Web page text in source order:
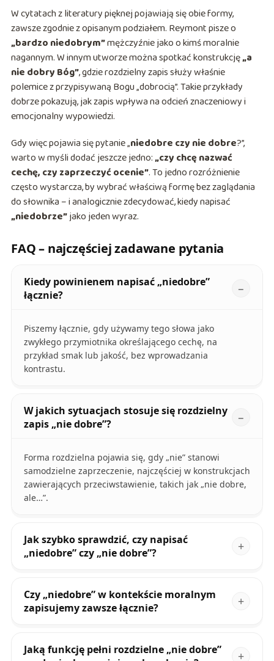
W cytatach z literatury pięknej pojawiają się obie formy,
zawsze zgodnie z opisanym podziałem. Reymont pisze o
„bardzo niedobrym”mężczyźnie jako o kimś moralnie
nagannym. W innym utworze można spotkać konstrukcję„a
nie dobry Bóg”, gdzie rozdzielny zapis służy właśnie
polemice z przypisywaną Bogu „dobrocią”. Takie przykłady
dobrze pokazują, jak zapis wpływa na odcień znaczeniowy i
emocjonalny wypowiedzi.
Gdy więc pojawia się pytanie „niedobre czy nie dobre?”,
warto w myśli dodać jeszcze jedno:„czy chcę nazwać
cechę, czy zaprzeczyć ocenie”. To jedno rozróżnienie
często wystarcza, by wybrać właściwą formę bez zaglądania
do słownika – i analogicznie zdecydować, kiedy napisać
„niedobrze”jako jeden wyraz.
FAQ – najczęściej zadawane pytania
Kiedy powinienem napisać „niedobre”
łącznie?
Piszemy łącznie, gdy używamy tego słowa jako
zwykłego przymiotnika określającego cechę, na
przykład smak lub jakość, bez wprowadzania
kontrastu.
W jakich sytuacjach stosuje się rozdzielny
zapis „nie dobre”?
Forma rozdzielna pojawia się, gdy „nie” stanowi
samodzielne zaprzeczenie, najczęściej w konstrukcjach
zawierających przeciwstawienie, takich jak „nie dobre,
ale…”.
Jak szybko sprawdzić, czy napisać
„niedobre” czy „nie dobre”?
Czy „niedobre” w kontekście moralnym
zapisujemy zawsze łącznie?
Jaką funkcję pełni rozdzielne „nie dobre”